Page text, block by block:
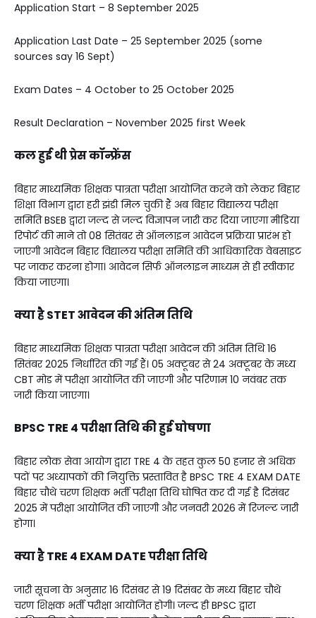
Application Start – 8 September 2025
Application Last Date – 25 September 2025 (some
sources say 16 Sept)
Exam Dates – 4 October to 25 October 2025
Result Declaration – November 2025 first Week
कल हुई थी प्रेस कॉन्फ्रेंस
बिहार माध्यमिक शिक्षक पात्रता परीक्षा आयोजित करने को लेकर बिहार
शिक्षा विभाग द्वारा हरी झंडी मिल चुकी हैं अब बिहार विद्यालय परीक्षा
समिति BSEB द्वारा जल्द से जल्द विज्ञापन जारी कर दिया जाएगा मीडिया
रिपोर्ट की माने तो 08 सितंबर से ऑनलाइन आवेदन प्रक्रिया प्रारंभ हो
जाएगी आवेदन बिहार विद्यालय परीक्षा समिति की आधिकारिक वेबसाइट
पर जाकर करना होगा। आवेदन सिर्फ ऑनलाइन माध्यम से ही स्वीकार
किया जाएगा।
क्या है STET आवेदन की अंतिम तिथि
बिहार माध्यमिक शिक्षक पात्रता परीक्षा आवेदन की अंतिम तिथि 16
सितंबर 2025 निर्धारित की गई हैं। 05 अक्टूबर से 24 अक्टूबर के मध्य
CBT मोड में परीक्षा आयोजित की जाएगी और परिणाम 10 नवंबर तक
जारी किया जाएगा।
BPSC TRE 4 परीक्षा तिथि की हुई घोषणा
बिहार लोक सेवा आयोग द्वारा TRE 4 के तहत कुल 50 हजार से अधिक
पदों पर अध्यापकों की नियुक्ति प्रस्तावित है BPSC TRE 4 EXAM DATE
बिहार चौथे चरण शिक्षक भर्ती परीक्षा तिथि घोषित कर दी गई है दिसंबर
2025 में परीक्षा आयोजित की जाएगी और जनवरी 2026 में रिजल्ट जारी
होगा।
क्या है TRE 4 EXAM DATE परीक्षा तिथि
जारी सूचना के अनुसार 16 दिसंबर से 19 दिसंबर के मध्य बिहार चौथे
चरण शिक्षक भर्ती परीक्षा आयोजित होगी। जल्द ही BPSC द्वारा